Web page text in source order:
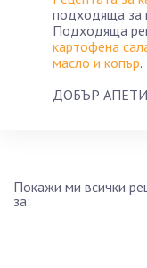
подходяща за
Подходяща
картофена
масло и копър.
ДОБЪР
Покажи ми всички
за: